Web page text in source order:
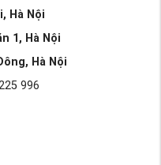
Hà Nội
1, Hà Nội
Hà Nội
996